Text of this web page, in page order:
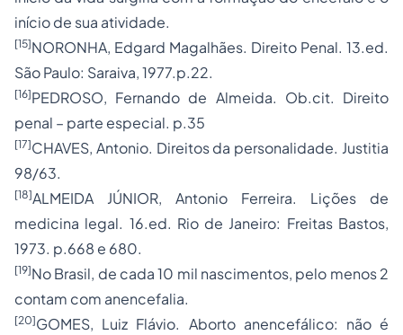
início de sua atividade.
[15]NORONHA, Edgard Magalhães. Direito Penal. 13.ed.
São Paulo: Saraiva, 1977.p.22.
[16]PEDROSO, Fernando de Almeida. Ob.cit. Direito
penal – parte especial. p.35
[17]CHAVES, Antonio. Direitos da personalidade. Justitia
98/63.
[18]ALMEIDA JÚNIOR, Antonio Ferreira. Lições de
medicina legal. 16.ed. Rio de Janeiro: Freitas Bastos,
1973. p.668 e 680.
[19]No Brasil, de cada 10 mil nascimentos, pelo menos 2
contam com anencefalia.
[20]GOMES, Luiz Flávio. Aborto anencefálico: não é